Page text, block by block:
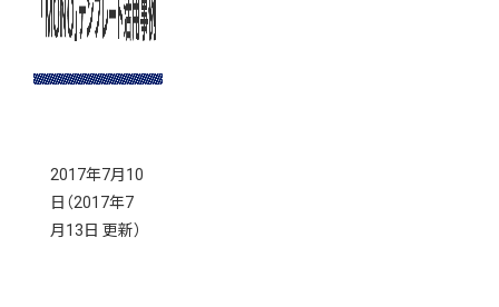
2017年7月10
日 （2017年7
月13日 更新）